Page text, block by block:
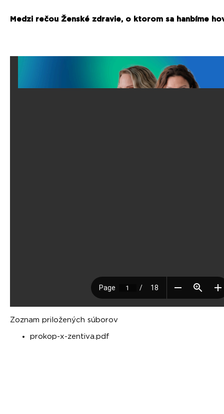
Medzi rečou Ženské zdravie, o ktorom sa hanbíme
Zoznam priložených súborov
prokop-x-zentiva.pdf